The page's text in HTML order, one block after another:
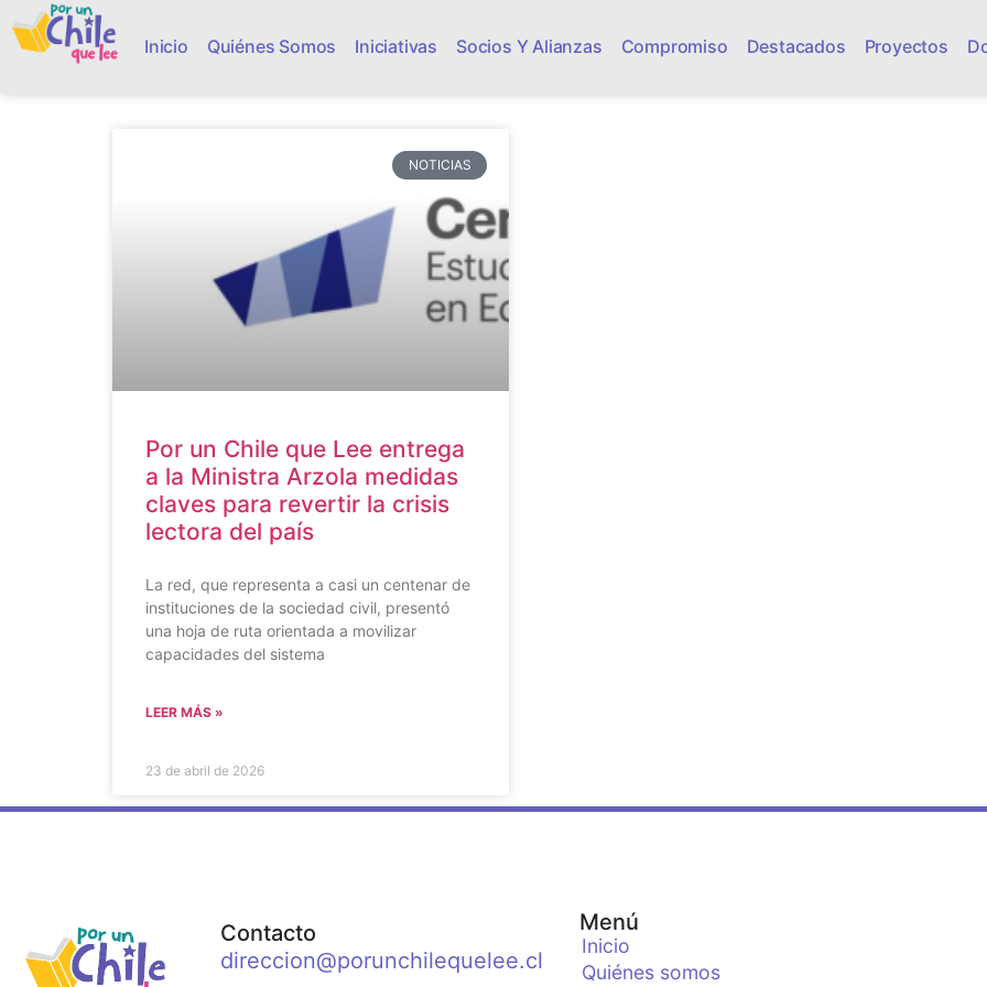
Inicio Quiénes Somos Iniciativas Socios Y Alianzas Compromiso Destacados Proyectos
NOTICIAS
Por un Chile que Lee entrega
a la Ministra Arzola medidas
claves para revertir la crisis
lectora del país
La red, que representa a casi un centenar de
instituciones de la sociedad civil, presentó
una hoja de ruta orientada a movilizar
capacidades del sistema
LEER MÁS »
23 de abril de 2026
Contacto
direccion@porunchilequelee.cl
Menú
Inicio
Quiénes somos